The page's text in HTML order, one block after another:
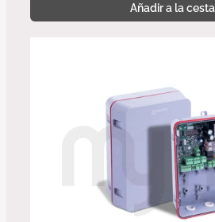
Añadir a la cesta